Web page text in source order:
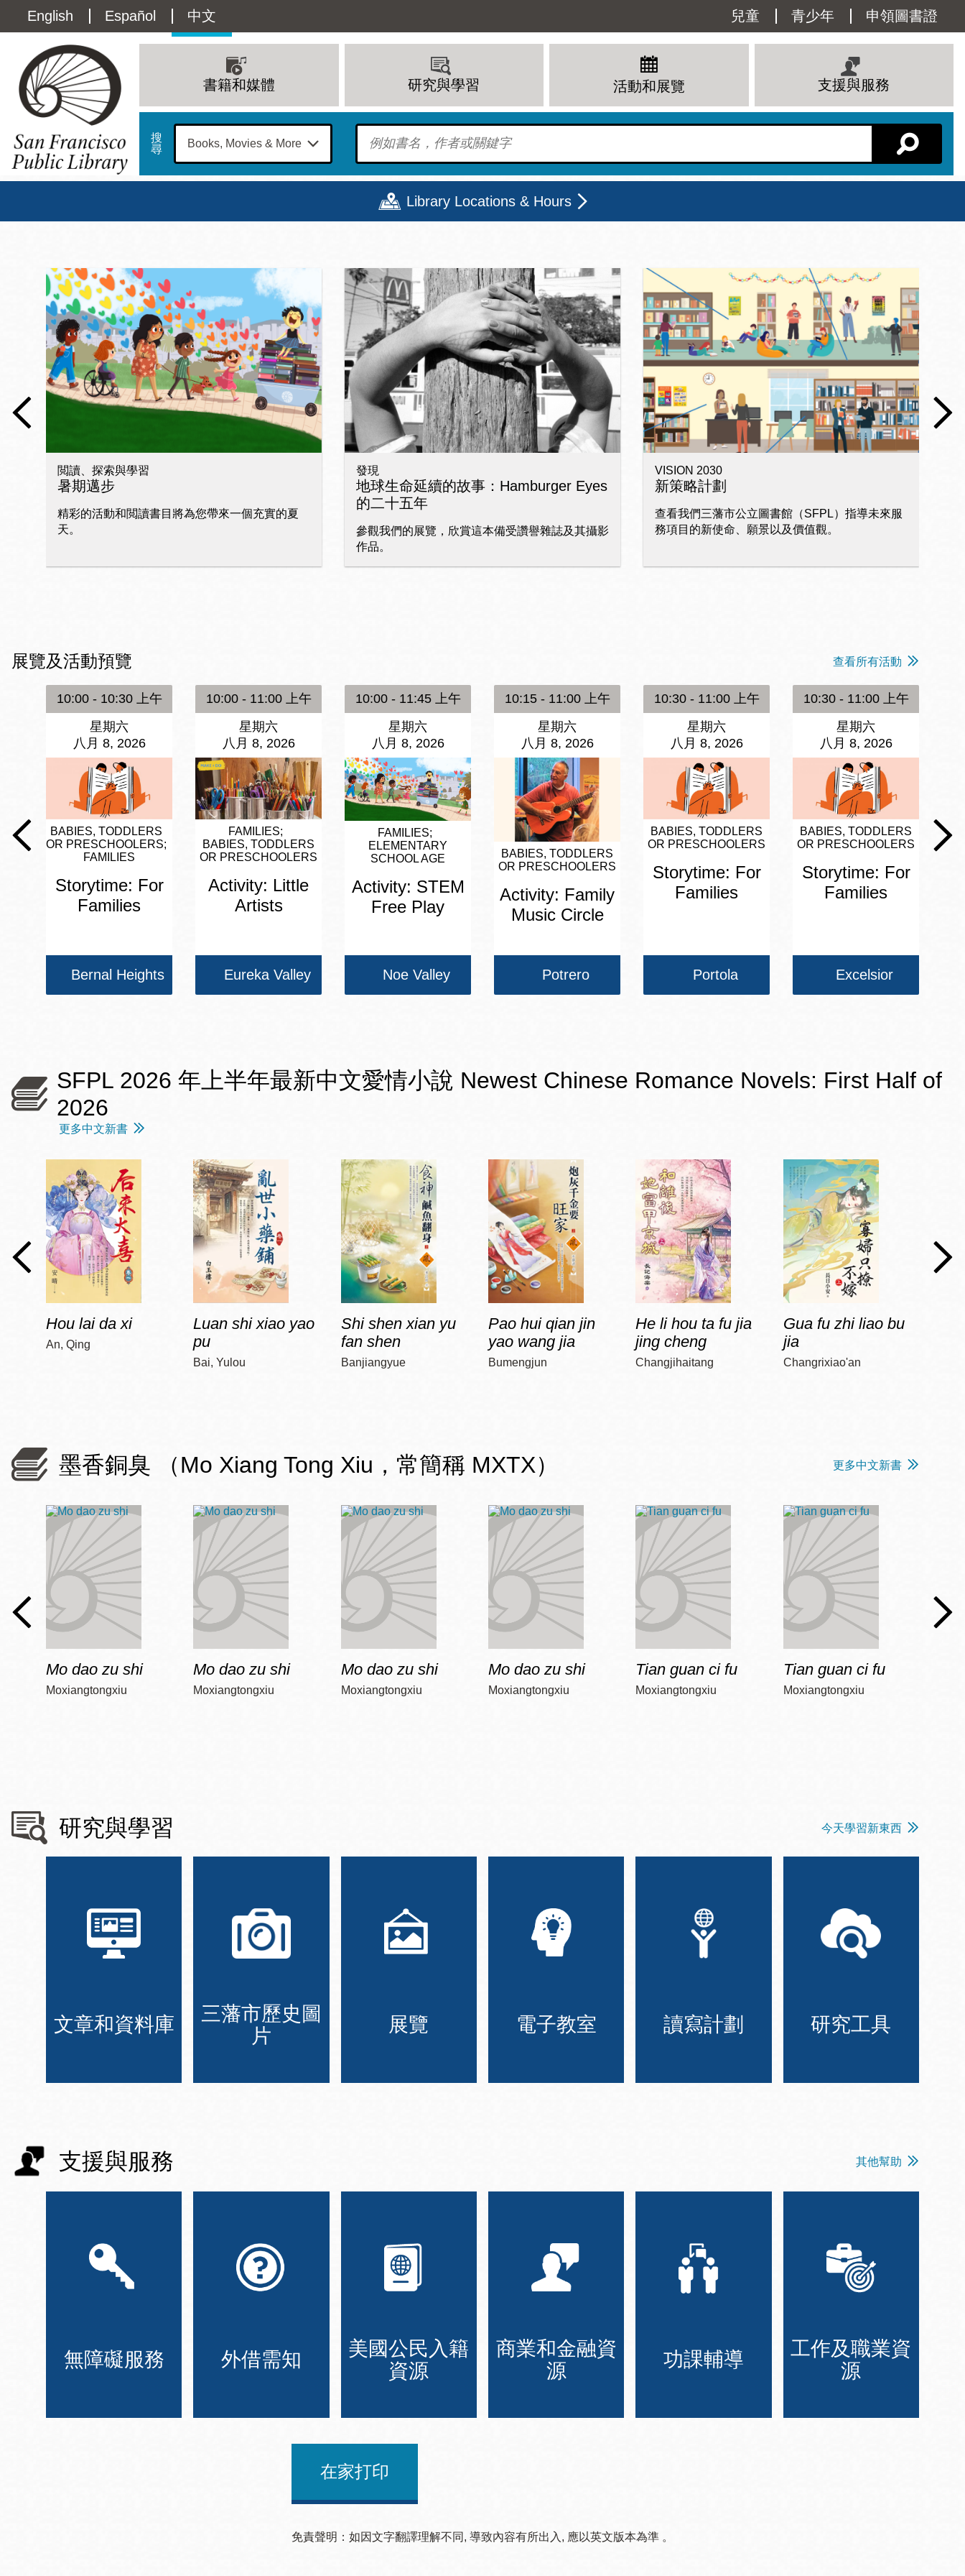
主
Language
switcher
(Content)
English Español 中文
Utility
Menu
兒童 青少年 申領圖書證
navigation
書籍和媒體 研究與學習 活動和展覽 支援與服務
搜
尋
To find?
Library Locations & Hours
Address
100
Larkin
Street
San
Francisco,
CA 94102
星期日
12 下午 - 6 下午
9 上午 - 6 下午
9 上午 - 8 下午
星期三
9 上午 - 8 下午
星期四
9 上午 - 8 下午
星期五
12 下午 - 6 下午
星期六
10 上午 - 6 下午
查看所有
總圖書館
Anza 圖書分館
Brooks-Burton
灣景區圖書分館
Chinatown 華埠/
麥禮謙圖書分館
Eureka Valley 尤
里卡谷/Harvey
Milk 紀念圖書分
Excelsior圖書分
Glen Park 格倫
Golden Gate
Valley 圖書分館
Mission Bay 米
慎灣區圖書分館
Noe Valley
/Sally Brunn 諾
谷區圖書分館
North Beach北
岸區圖書分館
Ocean View 海
景區圖書分館
OMI 流動圖書館
Park 圖書分館
圖書分館
Potrero 寳翠麗
山圖書分館
Presidio 普西迪
奧圖書分館
Richmond/參議
員 Milton Marks
列治文區圖書分
書分館
West Portal 圖
Western
Addition 西增區
圖書分館
虛擬圖書館
流動圖書館/ 流
動外展服務
三藩市公立圖書館主頁
閲讀、探索與學習
暑期邁步
精彩的活動和閲讀書目將為您帶來一個充實的夏
天。
發現
地球生命延續的故事：Hamburger Eyes
的二十五年
參觀我們的展覽，欣賞這本備受讚譽雜誌及其攝影
作品。
VISION 2030
新策略計劃
查看我們三藩市公立圖書館（SFPL）指導未來服
務項目的新使命、願景以及價值觀。
展覽及活動預覽 查看所有活動
10:00 - 10:30 上午
星期六
八月 8, 2026
BABIES, TODDLERS
OR PRESCHOOLERS
FAMILIES
Storytime: For
Families
Bernal Heights
10:00 - 11:00 上午
星期六
八月 8, 2026
FAMILIES
BABIES, TODDLERS
OR PRESCHOOLERS
Activity: Little
Artists
Eureka Valley
10:00 - 11:45 上午
星期六
八月 8, 2026
FAMILIES
ELEMENTARY
SCHOOL AGE
Activity: STEM
Free Play
Noe Valley
10:15 - 11:00 上午
星期六
八月 8, 2026
BABIES, TODDLERS
OR PRESCHOOLERS
Activity: Family
Music Circle
Potrero
10:30 - 11:00 上午
星期六
八月 8, 2026
BABIES, TODDLERS
OR PRESCHOOLERS
Storytime: For
Families
Portola
10:30 - 11:00 上午
星期六
八月 8, 2026
BABIES, TODDLERS
OR PRESCHOOLERS
Storytime: For
Families
Excelsior
SFPL 2026 年上半年最新中文愛情小說 Newest Chinese Romance Novels: First Half of
2026
更多中文新書
Hou lai da xi
An, Qing
Luan shi xiao yao
pu
Bai, Yulou
Shi shen xian yu
fan shen
Banjiangyue
Pao hui qian jin
yao wang jia
Bumengjun
He li hou ta fu jia
jing cheng
Changjihaitang
Gua fu zhi liao bu
jia
Changrixiao'an
墨香銅臭 （Mo Xiang Tong Xiu，常簡稱 MXTX） 更多中文新書
Mo dao zu shi
Moxiangtongxiu
Mo dao zu shi
Moxiangtongxiu
Mo dao zu shi
Moxiangtongxiu
Mo dao zu shi
Moxiangtongxiu
Tian guan ci fu
Moxiangtongxiu
Tian guan ci fu
Moxiangtongxiu
研究與學習 今天學習新東西
文章和資料庫
三藩市歷史圖
片
展覽 電子教室 讀寫計劃 研究工具
支援與服務 其他幫助
無障礙服務 外借需知
美國公民入籍
資源
商業和金融資
源
功課輔導
工作及職業資
源
在家打印
免責聲明：如因文字翻譯理解不同, 導致內容有所出入, 應以英文版本為準 。